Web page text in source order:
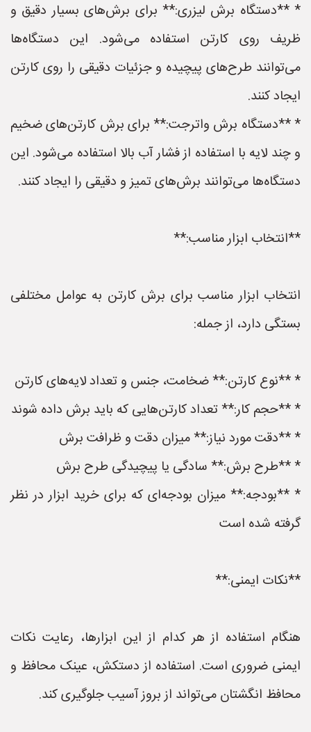
* **دستگاه برش لیزری:** برای برش‌های بسیار دقیق و
ظریف روی کارتن استفاده می‌شود. این دستگاه‌ها
می‌توانند طرح‌های پیچیده و جزئیات دقیقی را روی کارتن
ایجاد کنند.
* **دستگاه برش واترجت:** برای برش کارتن‌های ضخیم
و چند لایه با استفاده از فشار آب بالا استفاده می‌شود. این
دستگاه‌ها می‌توانند برش‌های تمیز و دقیقی را ایجاد کنند.
**انتخاب ابزار مناسب:**
انتخاب ابزار مناسب برای برش کارتن به عوامل مختلفی
بستگی دارد، از جمله:
* **نوع کارتن:** ضخامت، جنس و تعداد لایه‌های کارتن
* **حجم کار:** تعداد کارتن‌هایی که باید برش داده شوند
* **دقت مورد نیاز:** میزان دقت و ظرافت برش
* **طرح برش:** سادگی یا پیچیدگی طرح برش
* **بودجه:** میزان بودجه‌ای که برای خرید ابزار در نظر
گرفته شده است
**نکات ایمنی:**
هنگام استفاده از هر کدام از این ابزارها، رعایت نکات
ایمنی ضروری است. استفاده از دستکش، عینک محافظ و
محافظ انگشتان می‌تواند از بروز آسیب جلوگیری کند.